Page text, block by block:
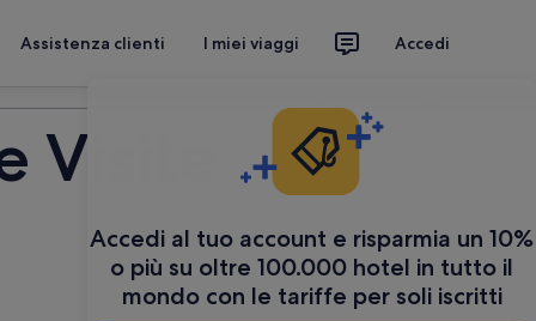
Assistenza clienti I miei viaggi Accedi
Accedi al tuo account e risparmia un 10%
o più su oltre 100.000 hotel in tutto il
mondo con le tariffe per soli iscritti